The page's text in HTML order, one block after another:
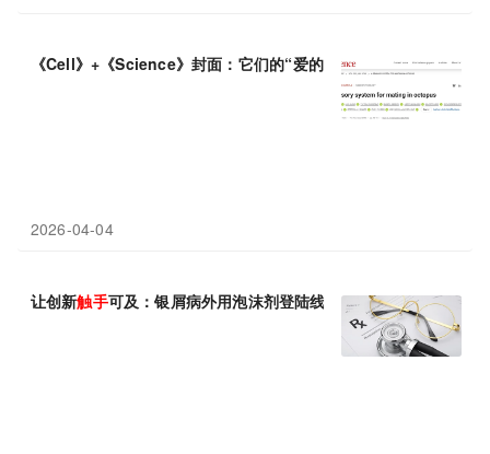
《Cell》+《Science》封面：它们的“爱的触手”竟能感知雌性激素
2026-04-04
让创新触手可及：银屑病外用泡沫剂登陆线上平台，开启便捷购药